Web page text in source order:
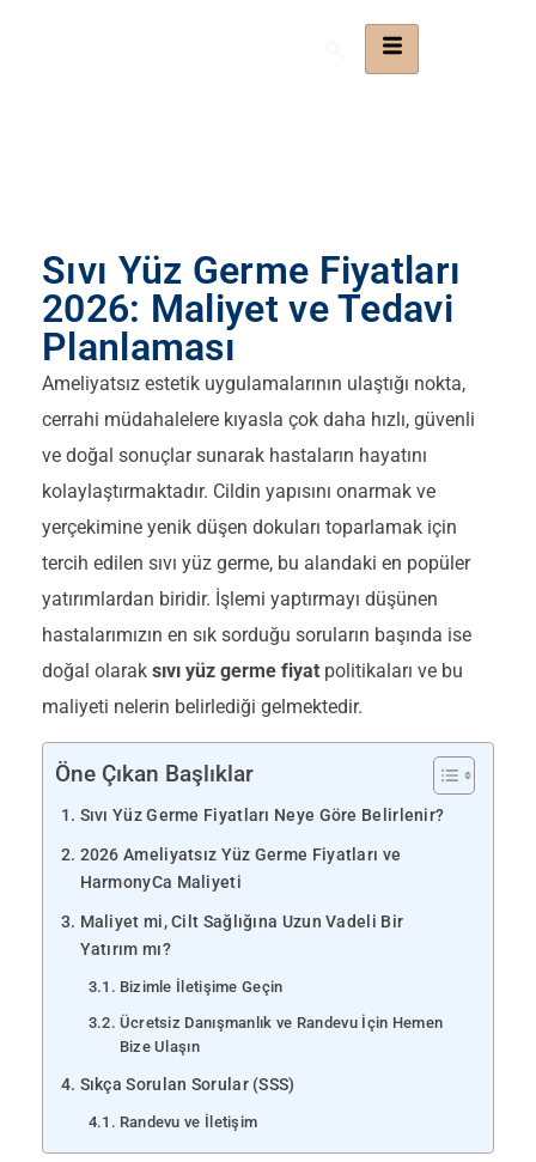
Sıvı Yüz Germe Fiyatları
2026: Maliyet ve Tedavi
Planlaması
Ameliyatsız estetik uygulamalarının ulaştığı nokta,
cerrahi müdahalelere kıyasla çok daha hızlı, güvenli
ve doğal sonuçlar sunarak hastaların hayatını
kolaylaştırmaktadır. Cildin yapısını onarmak ve
yerçekimine yenik düşen dokuları toparlamak için
tercih edilen sıvı yüz germe, bu alandaki en popüler
yatırımlardan biridir. İşlemi yaptırmayı düşünen
hastalarımızın en sık sorduğu soruların başında ise
doğal olarak sıvı yüz germe fiyat politikaları ve bu
maliyeti nelerin belirlediği gelmektedir.
Öne Çıkan Başlıklar
Sıvı Yüz Germe Fiyatları Neye Göre Belirlenir?
2026 Ameliyatsız Yüz Germe Fiyatları ve
HarmonyCa Maliyeti
Maliyet mi, Cilt Sağlığına Uzun Vadeli Bir
Yatırım mı?
Bizimle İletişime Geçin
Ücretsiz Danışmanlık ve Randevu İçin Hemen
Bize Ulaşın
Sıkça Sorulan Sorular (SSS)
Randevu ve İletişim